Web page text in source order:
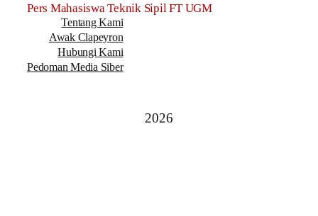
Pers Mahasiswa Teknik Sipil FT UGM
Tentang Kami
Awak Clapeyron
Hubungi Kami
Pedoman Media Siber
2026